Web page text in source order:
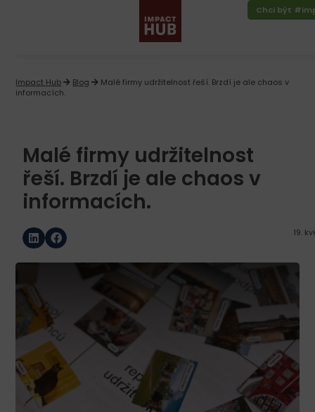
Chci být
Impact Hub Blog
Malé firmy udržitelnost řeší. Brzdí je ale chaos v
informacích.
Malé firmy udržitelnost
řeší. Brzdí je ale chaos v
informacích.
19.